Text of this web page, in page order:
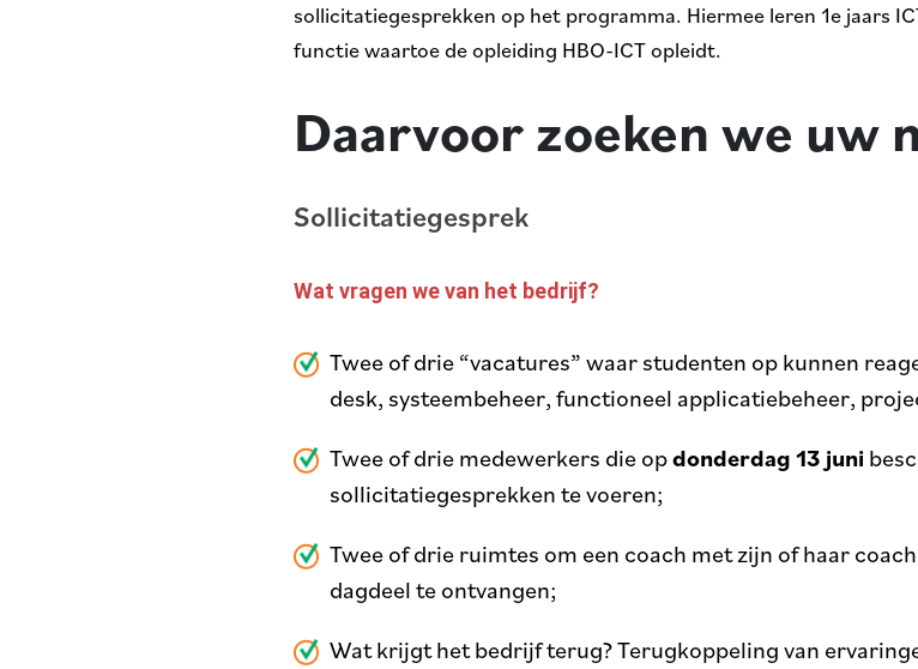
sollicitatiegesprekken op het programma. Hiermee leren 1e jaars
functie waartoe de opleiding HBO-ICT opleidt.
Daarvoor zoeken we uw
Sollicitatiegesprek
Wat vragen we van het bedrijf?
Twee of drie “vacatures” waar studenten op kunnen
desk, systeembeheer, functioneel applicatiebeheer,
Twee of drie medewerkers die opdonderdag 13 juni
sollicitatiegesprekken te voeren;
Twee of drie ruimtes om een coach met zijn of haar
dagdeel te ontvangen;
Wat krijgt het bedrijf terug? Terugkoppeling van